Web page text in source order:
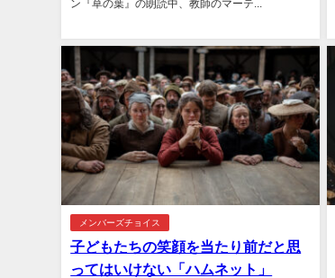
ン『草の葉』の朗読中、教師のマーテ...
メンバーズチョイス
子どもたちの笑顔を当たり前だと思
ってはいけない「ハムネット」